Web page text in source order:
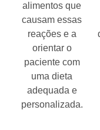
alimentos que
causam essas
reações e a
orientar o
paciente com
uma dieta
adequada e
personalizada.